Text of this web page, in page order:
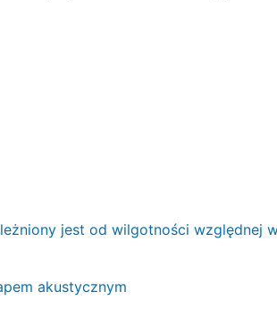
jest od wilgotności względnej
akustycznym